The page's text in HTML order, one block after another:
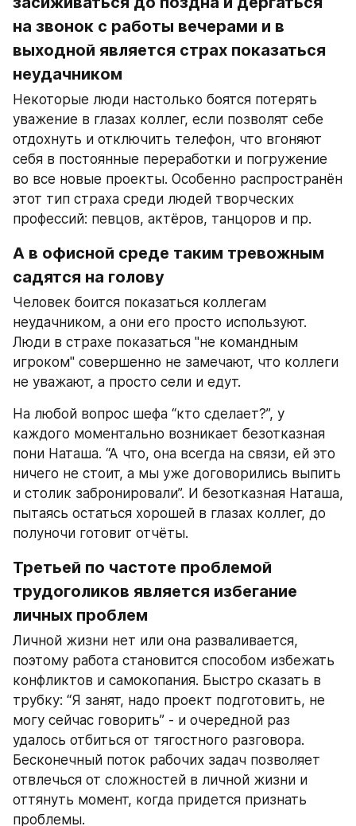
на звонок с работы вечерами и в
выходной является страх показаться
неудачником
Некоторые люди настолько боятся потерять
уважение в глазах коллег, если позволят себе
отдохнуть и отключить телефон, что вгоняют
себя в постоянные переработки и погружение
во все новые проекты. Особенно распространён
этот тип страха среди людей творческих
профессий: певцов, актёров, танцоров и пр.
А в офисной среде таким тревожным
садятся на голову
Человек боится показаться коллегам
неудачником, а они его просто используют.
Люди в страхе показаться "не командным
игроком" совершенно не замечают, что коллеги
не уважают, а просто сели и едут.
На любой вопрос шефа “кто сделает?”, у
каждого моментально возникает безотказная
пони Наташа. “А что, она всегда на связи, ей это
ничего не стоит, а мы уже договорились выпить
и столик забронировали”. И безотказная Наташа,
пытаясь остаться хорошей в глазах коллег, до
полуночи готовит отчёты.
Третьей по частоте проблемой
трудоголиков является избегание
личных проблем
Личной жизни нет или она разваливается,
поэтому работа становится способом избежать
конфликтов и самокопания. Быстро сказать в
трубку: “Я занят, надо проект подготовить, не
могу сейчас говорить” - и очередной раз
удалось отбиться от тягостного разговора.
Бесконечный поток рабочих задач позволяет
отвлечься от сложностей в личной жизни и
оттянуть момент, когда придется признать
проблемы.